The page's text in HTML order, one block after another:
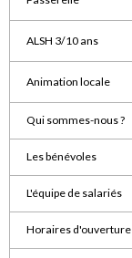
ALSH 3/10 ans
Animation locale
Qui sommes-nous ?
Les bénévoles
L'équipe de salariés
Horaires d'ouverture